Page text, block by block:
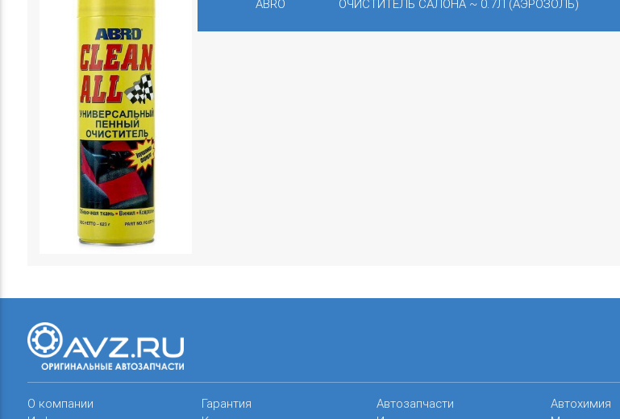
ABRO ОЧИСТИТЕЛЬ САЛОНА ~ 0.7Л (АЭРОЗОЛЬ)
О компании
Гарантия
Автозапчасти
Автохимия